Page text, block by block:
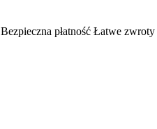
Bezpieczna płatność Łatwe zwroty